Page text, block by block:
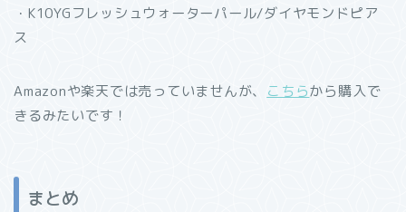
・K10YGフレッシュウォーターパール/ダイヤモンドピア
ス
Amazonや楽天では売っていませんが、 こちらから購入で
きるみたいです！
まとめ